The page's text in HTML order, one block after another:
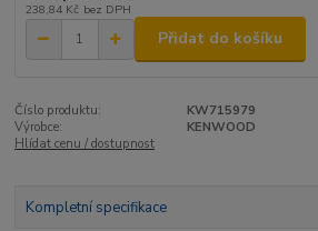
238,84 Kč bez DPH
Přidat do košíku
Číslo produktu:
KW715979
Výrobce:
KENWOOD
Hlídat cenu / dostupnost
Kompletní specifikace